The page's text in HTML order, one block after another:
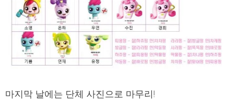
마지막 날에는 단체 사진으로 마무리!